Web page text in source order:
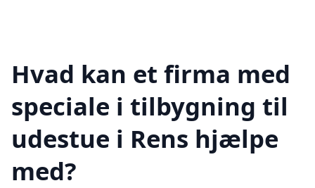
Hvad kan et firma med
speciale i tilbygning til
udestue i Rens hjælpe
med?